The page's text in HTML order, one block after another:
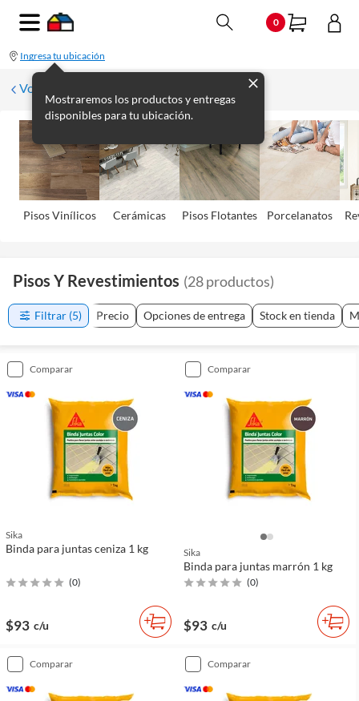
0
Ingresa tu ubicación
Mostraremos los productos y entregas
disponibles para tu ubicación.
Volver
Pisos Viní­licos Cerámicas Pisos Flotantes Porcelanatos
Pisos Y Revestimientos (28productos)
Filtrar (5) Precio Opciones de entrega Stock en tienda
comparar
Sika
Binda para juntas ceniza 1 kg
(0)
$93 c/u
comparar
Sika
Binda para juntas marrón 1 kg
(0)
$93 c/u
comparar comparar